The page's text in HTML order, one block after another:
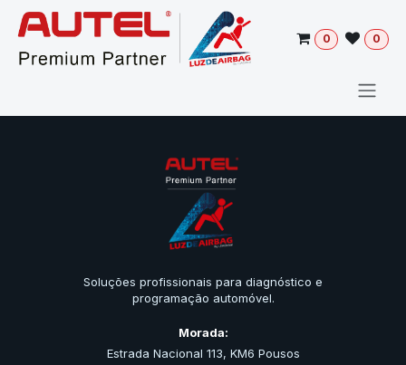
Pular para o conteúdo
0 0
Soluções profissionais para diagnóstico e
programação automóvel.
Morada:
Estrada Nacional 113, KM6 Pousos